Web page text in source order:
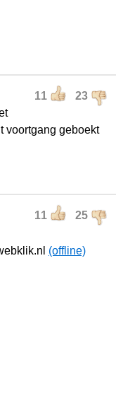
11 23
voortgang geboekt
11 25
(offline)